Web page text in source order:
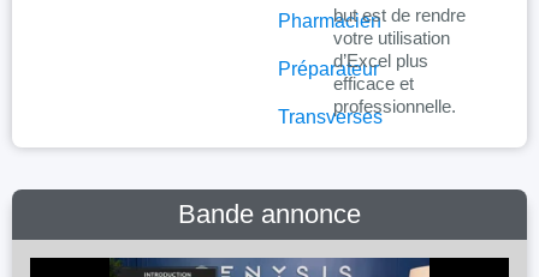
Pharmacien
Préparateur
Transverses
but est de rendre
votre utilisation
d’Excel plus
efficace et
professionnelle.
Bande annonce